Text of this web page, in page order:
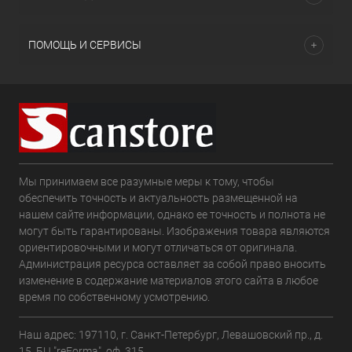
ПОМОЩЬ И СЕРВИСЫ
Мы принимаем все разумные меры к тому, чтобы
обеспечить точность и актуальность размещенной на
нашем сайте информации, однако ее точность и полнота не
могут быть гарантированы. Изображения товара являются
ориентировочными и могут отличаться от оригинала.
Администрация ресурса оставляет за собой право вносить
изменение в содержание материалов этого сайта в любое
время по собственному усмотрению.
Наш адрес: 197110, г. Санкт-Петербург, Левашовский пр., д.